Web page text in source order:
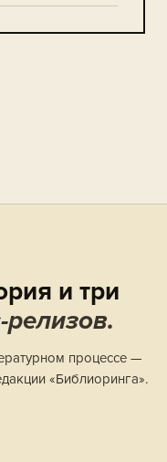
и три
релизов.
процессе —
«Библиоринга».